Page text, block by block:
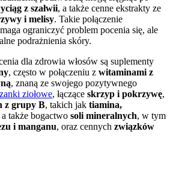
z szałwii, a także cenne ekstrakty ze
i melisy. Takie połączenie
ograniczyć problem pocenia się, ale
podrażnienia skóry.
dla zdrowia włosów są suplementy
, często w połączeniu z witaminami z
, znaną ze swojego pozytywnego
ziołowe, łączące skrzyp i pokrzywę,
z grupy B, takich jak tiamina,
a także bogactwo soli mineralnych, w tym
i manganu, oraz cennych związków